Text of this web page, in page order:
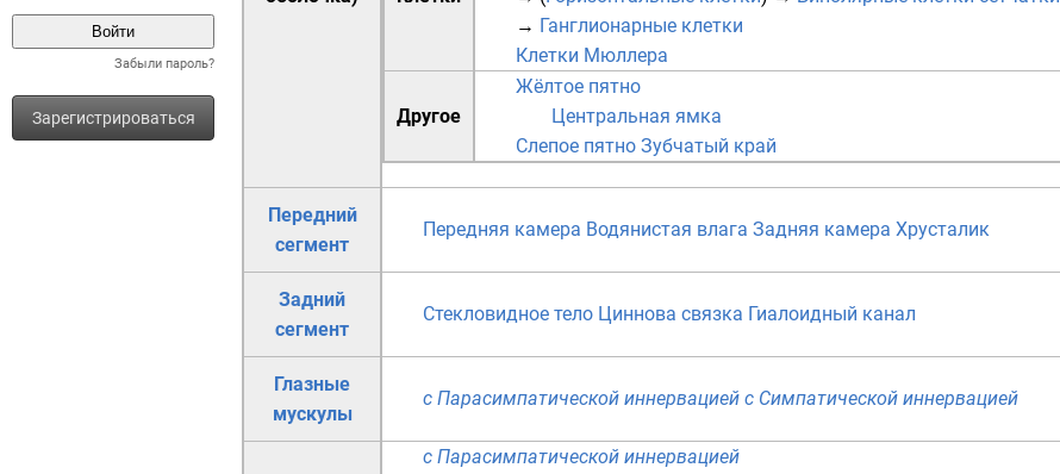
Забыли пароль?
Зарегистрироваться
→ Ганглионарные клетки
Клетки Мюллера
Другое
Жёлтое пятно
Центральная ямка
Слепое пятно Зубчатый край
Передний
сегмент
Передняя камера Водянистая влага Задняя камера Хрусталик
Задний
сегмент
Стекловидное тело Циннова связка Гиалоидный канал
Глазные
мускулы
с Парасимпатической иннервацией с Симпатической иннервацией
с Парасимпатической иннервацией